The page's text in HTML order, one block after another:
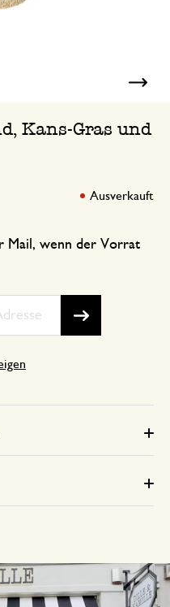
Kans-Gras und
Mail, wenn der Vorrat
Ausverkauft